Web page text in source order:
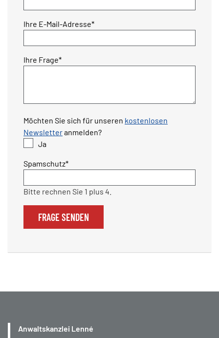
Pflichtfeld
Ihre E-Mail-Adresse*
Pflichtfeld
Ihre Frage*
Möchten Sie sich für unseren kostenlosen
Newsletteranmelden?
Ja
Pflichtfeld
Spamschutz*
Bitte rechnen Sie 1 plus 4.
FRAGE SENDEN
Anwaltskanzlei Lenné